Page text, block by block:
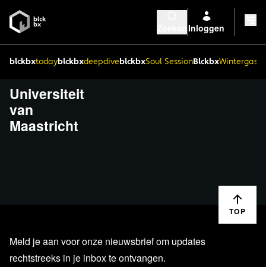
Inloggen
blckbxtodayblckbxdeepdiveblckbxSoul SessionBlckbx
Universiteit
van
Maastricht
TOP
Meld je aan voor onze nieuwsbrief om updates
rechtstreeks in je inbox te ontvangen.